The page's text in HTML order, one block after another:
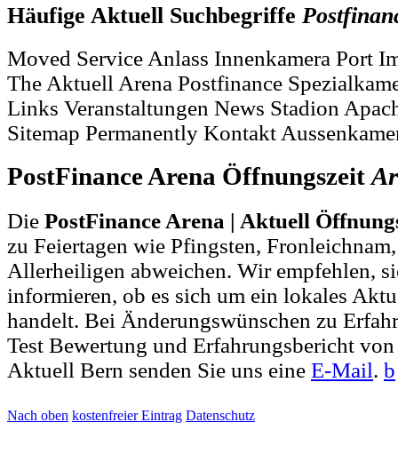
Häufige Aktuell Suchbegriffe
Moved Service Anlass Innenkamera Port
The Aktuell Arena Postfinance
Links Veranstaltungen News Stadion
Sitemap Permanently Kontakt
PostFinance Arena Öffnungszeit
Die PostFinance Arena | Aktuell
zu Feiertagen wie Pfingsten,
Allerheiligen abweichen. Wir empfehlen,
informieren, ob es sich um ein lokales
handelt. Bei Änderungswünschen zu
Test Bewertung und Erfahrungsbericht
Aktuell Bern senden Sie uns eine E-Mail. b
Nach oben kostenfreier Eintrag Datenschutz